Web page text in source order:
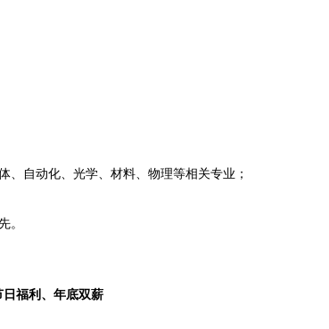
自动化、光学、材料、物理等相关专业；
。
福利、年底双薪